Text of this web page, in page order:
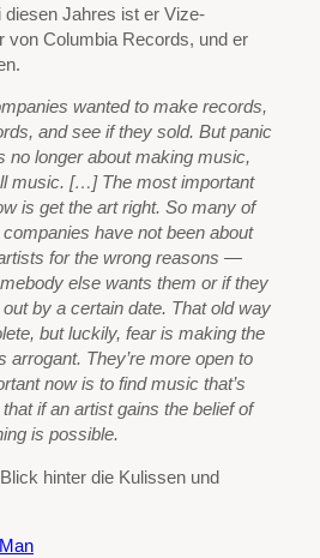
Jahres ist er Vize-
von Columbia Records, und er
wanted to make records,
and see if they sold. But panic
no longer about making music,
music. […] The most important
is get the art right. So many of
have not been about
for the wrong reasons —
else wants them or if they
by a certain date. That old way
but luckily, fear is making the
arrogant. They’re more open to
now is to find music that’s
if an artist gains the belief of
is possible.
hinter die Kulissen und